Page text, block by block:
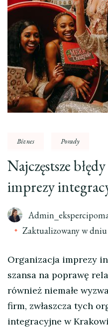
Biznes Porady
Najczęstsze
imprezy
Zaktualizowany w dniu
Organizacja imprezy
szansa na poprawę
również niemałe
firm, zwłaszcza tych
integracyjne w